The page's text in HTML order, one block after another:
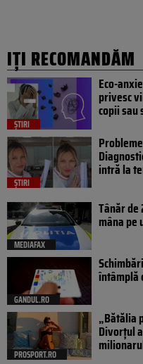
IȚI RECOMANDĂM
ȘTIRI
Eco-
privesc
copii
ȘTIRI
intră la
MEDIAFAX
Tânăr de
mâna pe
GANDUL.RO
întâmplă
PROSPORT.RO
„Bătălia
Divorțul